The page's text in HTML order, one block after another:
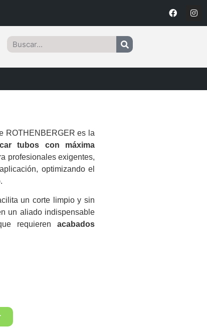
ROTHENBERGER es la
tubos con máxima
profesionales exigentes,
optimizando el
un corte limpio y sin
un aliado indispensable
requieren acabados